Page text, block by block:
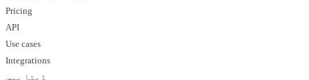
Pricing
API
Use cases
Integrations
ڈیٹا بیس